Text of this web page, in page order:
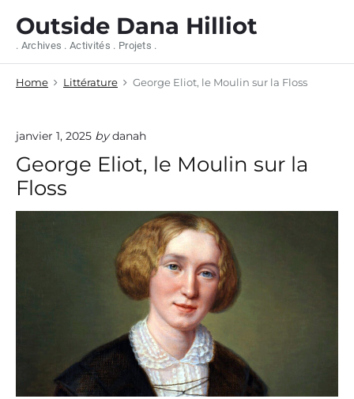
Outside Dana Hilliot
. Archives . Activités . Projets .
Home Littérature George Eliot, le Moulin sur la Floss
janvier 1, 2025 by danah
George Eliot, le Moulin sur la
Floss